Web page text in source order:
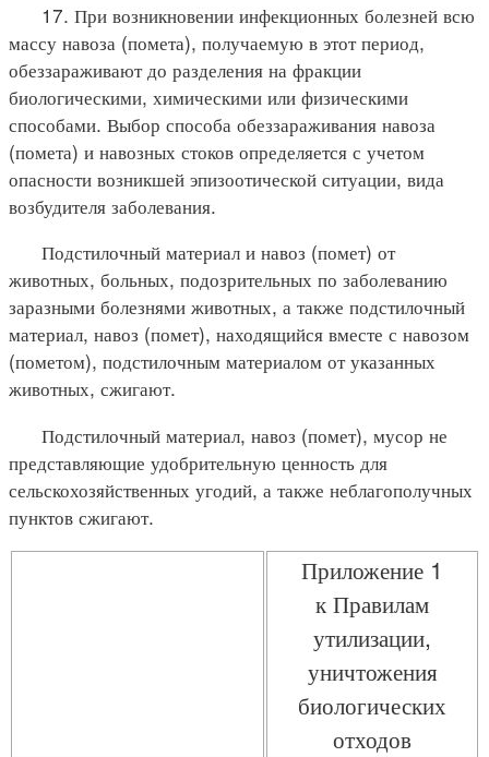
17. При возникновении инфекционных болезней всю
массу навоза (помета), получаемую в этот период,
обеззараживают до разделения на фракции
биологическими, химическими или физическими
способами. Выбор способа обеззараживания навоза
(помета) и навозных стоков определяется с учетом
опасности возникшей эпизоотической ситуации, вида
возбудителя заболевания.
Подстилочный материал и навоз (помет) от
животных, больных, подозрительных по заболеванию
заразными болезнями животных, а также подстилочный
материал, навоз (помет), находящийся вместе с навозом
(пометом), подстилочным материалом от указанных
животных, сжигают.
Подстилочный материал, навоз (помет), мусор не
представляющие удобрительную ценность для
сельскохозяйственных угодий, а также неблагополучных
пунктов сжигают.
Приложение 1
к Правилам
утилизации,
уничтожения
биологических
отходов